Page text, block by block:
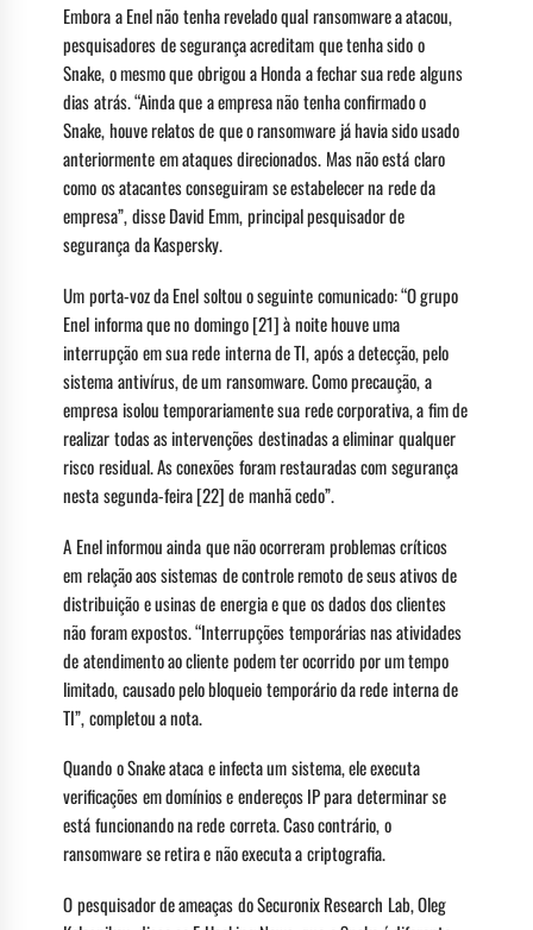
Embora a Enel não tenha revelado qual ransomware a atacou,
pesquisadores de segurança acreditam que tenha sido o
Snake, o mesmo que obrigou a Honda a fechar sua rede alguns
dias atrás. “Ainda que a empresa não tenha confirmado o
Snake, houve relatos de que o ransomware já havia sido usado
anteriormente em ataques direcionados. Mas não está claro
como os atacantes conseguiram se estabelecer na rede da
empresa”, disse David Emm, principal pesquisador de
segurança da Kaspersky.
Um porta-voz da Enel soltou o seguinte comunicado: “O grupo
Enel informa que no domingo [21] à noite houve uma
interrupção em sua rede interna de TI, após a detecção, pelo
sistema antivírus, de um ransomware. Como precaução, a
empresa isolou temporariamente sua rede corporativa, a fim de
realizar todas as intervenções destinadas a eliminar qualquer
risco residual. As conexões foram restauradas com segurança
nesta segunda-feira [22] de manhã cedo”.
A Enel informou ainda que não ocorreram problemas críticos
em relação aos sistemas de controle remoto de seus ativos de
distribuição e usinas de energia e que os dados dos clientes
não foram expostos. “Interrupções temporárias nas atividades
de atendimento ao cliente podem ter ocorrido por um tempo
limitado, causado pelo bloqueio temporário da rede interna de
TI”, completou a nota.
Quando o Snake ataca e infecta um sistema, ele executa
verificações em domínios e endereços IP para determinar se
está funcionando na rede correta. Caso contrário, o
ransomware se retira e não executa a criptografia.
O pesquisador de ameaças do Securonix Research Lab, Oleg